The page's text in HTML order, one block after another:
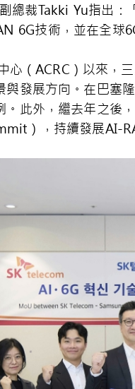
總裁Takki Yu指出：
6G技術，並在全球
心（ACRC）以來，
與發展方向。在巴塞
此外，繼去年之後
），持續發展AI-